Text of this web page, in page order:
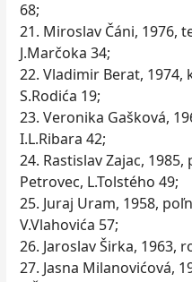
68;
21. Miroslav Čáni, 1976,
J.Marčoka 34;
22. Vladimir Berat,
S.Rodića 19;
23. Veronika Gašková,
I.L.Ribara 42;
24. Rastislav Zajac,
Petrovec, L.Tolstého 49;
25. Juraj Uram, 1958,
V.Vlahovića 57;
26. Jaroslav Širka, 1963,
27. Jasna Milanovićová,